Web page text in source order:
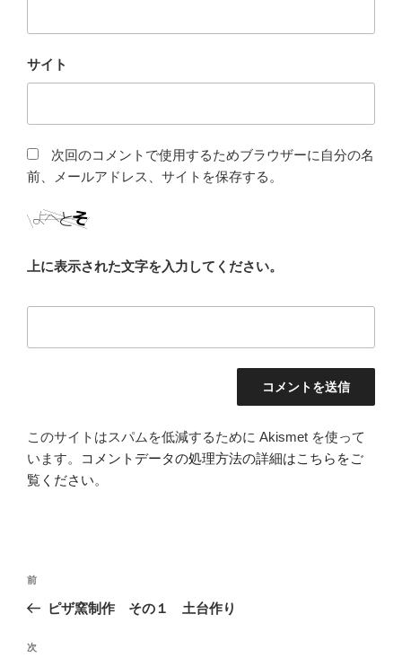
サイト
次回のコメントで使用するためブラウザーに自分の名
前、メールアドレス、サイトを保存する。
上に表示された文字を入力してください。
このサイトはスパムを低減するために Akismet を使って
います。
コメントデータの処理方法の詳細はこちらをご
覧ください。
投
ビ
前
の
稿
前
ピザ窯制作 その１ 土台作り
次
次